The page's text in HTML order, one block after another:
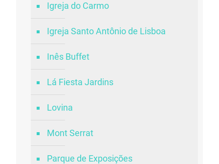
Igreja do Carmo
Igreja Santo Antônio de Lisboa
Inês Buffet
Lá Fiesta Jardins
Lovina
Mont Serrat
Parque de Exposições